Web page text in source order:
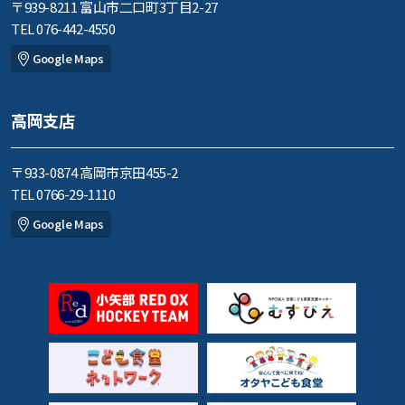
〒939-8211 富山市二口町3丁目2-27
TEL 076-442-4550
Google Maps
高岡支店
〒933-0874 高岡市京田455-2
TEL 0766-29-1110
Google Maps